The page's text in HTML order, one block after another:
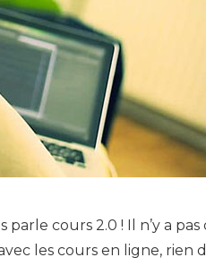
parle cours 2.0 ! Il n’y a pas
les cours en ligne, rien